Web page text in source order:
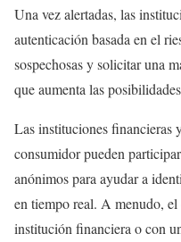
Una vez alertadas, las
autenticación basada en el
sospechosas y solicitar una
que aumenta las
Las instituciones financieras
consumidor pueden
anónimos para ayudar a
en tiempo real. A menudo, el
institución financiera o con